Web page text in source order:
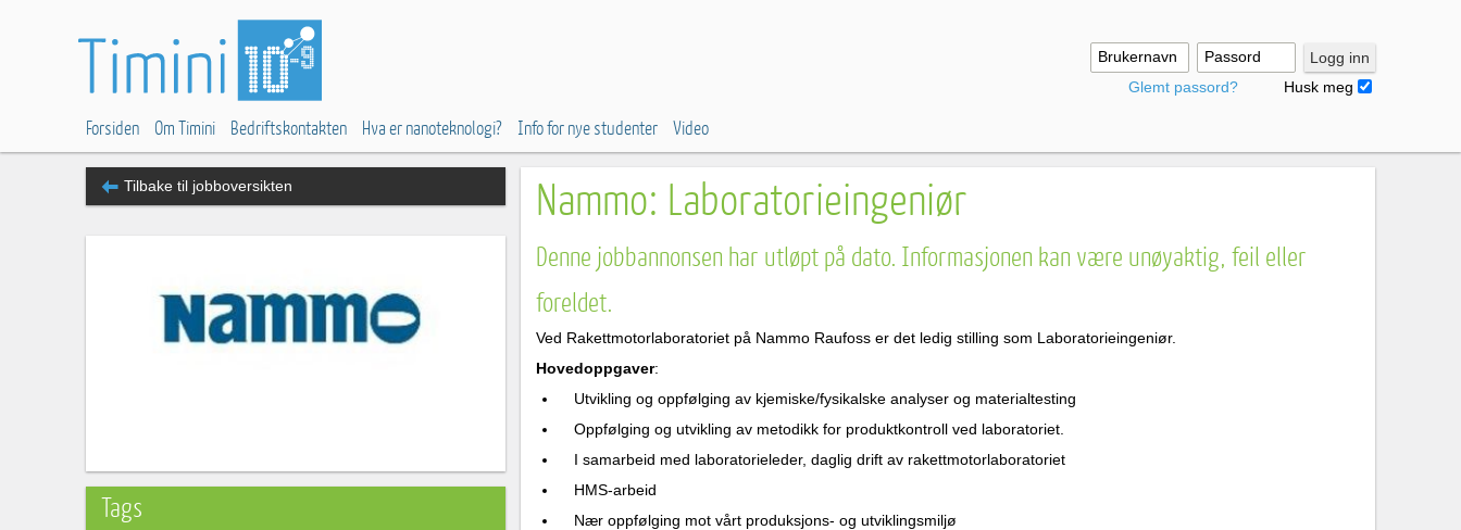
Brukernavn Passord
Logg inn
Glemt passord?
Husk meg
Forsiden Om Timini Bedriftskontakten Hva er nanoteknologi? Info for nye studenter Video
Tilbake til jobboversikten
Tags
Nammo: Laboratorieingeniør
Denne jobbannonsen har utløpt på dato. Informasjonen kan være unøyaktig, feil eller
foreldet.
Ved Rakettmotorlaboratoriet på Nammo Raufoss er det ledig stilling som Laboratorieingeniør.
Hovedoppgaver:
Utvikling og oppfølging av kjemiske/fysikalske analyser og materialtesting
Oppfølging og utvikling av metodikk for produktkontroll ved laboratoriet.
I samarbeid med laboratorieleder, daglig drift av rakettmotorlaboratoriet
HMS-arbeid
Nær oppfølging mot vårt produksjons- og utviklingsmiljø